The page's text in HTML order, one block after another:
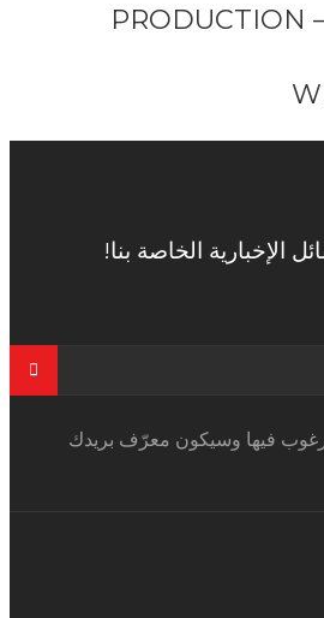
PRODUCTION
الإخبارية الخاصة بنا!
فيها وسيكون معرّف بريدك